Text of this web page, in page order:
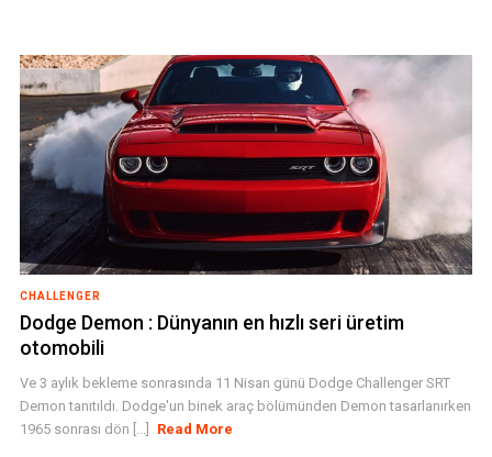
CHALLENGER
Dodge Demon : Dünyanın en hızlı seri üretim
otomobili
Ve 3 aylık bekleme sonrasında 11 Nisan günü Dodge Challenger SRT
Demon tanıtıldı. Dodge'un binek araç bölümünden Demon tasarlanırken
1965 sonrası dön [...]
Read More